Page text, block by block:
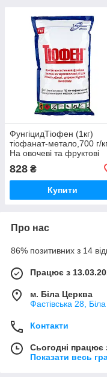
ФунгіцидТіофен (1кг)
тіофанат-метало,700 г/
На овочеві та фруктові
828 ₴
Купити
Про нас
86% позитивних з 14
Працює з
м. Біла Церква
Фастівська 28,
Контакти
Сьогодні працює
Показати весь